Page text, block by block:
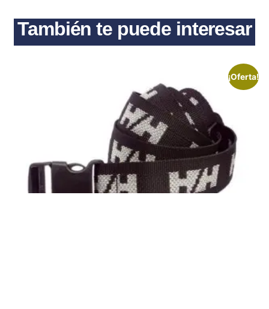
También te puede interesar
¡Oferta!